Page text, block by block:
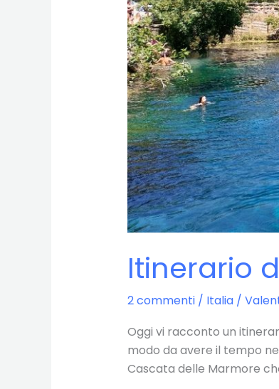
Itinerario
2 commenti / Italia/
Oggi vi racconto un
modo da avere il tempo
Cascata delle Marmore